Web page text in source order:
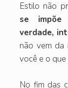
Estilo não
se impõe
verdade,
não vem da
você e o
No fim das